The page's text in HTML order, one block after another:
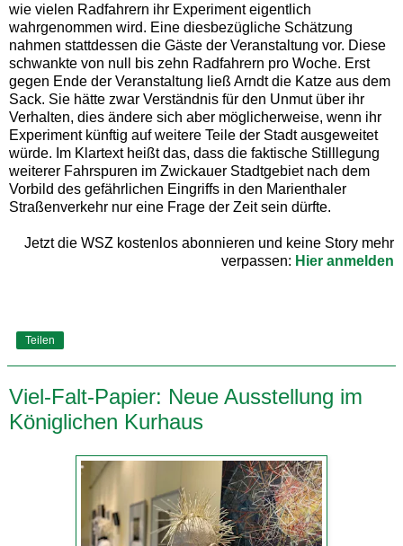
wie vielen Radfahrern ihr Experiment eigentlich
wahrgenommen wird. Eine diesbezügliche Schätzung
nahmen stattdessen die Gäste der Veranstaltung vor. Diese
schwankte von null bis zehn Radfahrern pro Woche. Erst
gegen Ende der Veranstaltung ließ Arndt die Katze aus dem
Sack. Sie hätte zwar Verständnis für den Unmut über ihr
Verhalten, dies ändere sich aber möglicherweise, wenn ihr
Experiment künftig auf weitere Teile der Stadt ausgeweitet
würde. Im Klartext heißt das, dass die faktische Stilllegung
weiterer Fahrspuren im Zwickauer Stadtgebiet nach dem
Vorbild des gefährlichen Eingriffs in den Marienthaler
Straßenverkehr nur eine Frage der Zeit sein dürfte.
Jetzt die WSZ kostenlos abonnieren und keine Story mehr
verpassen: Hier anmelden
Teilen
Viel-Falt-Papier: Neue Ausstellung im
Königlichen Kurhaus